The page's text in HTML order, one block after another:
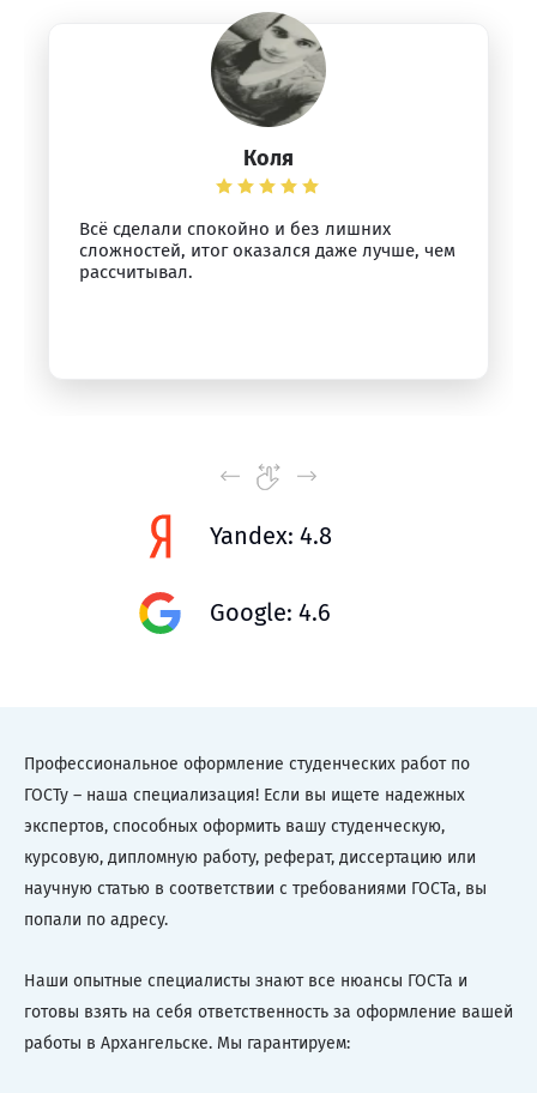
Коля
Всё сделали спокойно и без лишних
сложностей, итог оказался даже лучше, чем
рассчитывал.
Yandex: 4.8
Google: 4.6
Профессиональное оформление студенческих работ по
ГОСТу – наша специализация! Если вы ищете надежных
экспертов, способных оформить вашу студенческую,
курсовую, дипломную работу, реферат, диссертацию или
научную статью в соответствии с требованиями ГОСТа, вы
попали по адресу.
Наши опытные специалисты знают все нюансы ГОСТа и
готовы взять на себя ответственность за оформление вашей
работы в Архангельске. Мы гарантируем: